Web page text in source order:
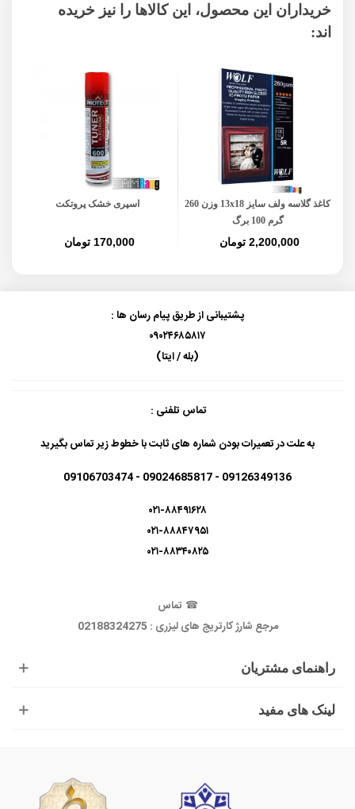
خریداران این محصول، این کالاها را نیز خریده
اند:
کاغذ گلاسه ولف سایز 13x18 وزن 260
گرم 100 برگ
2,200,000 تومان
اسپری خشک پروتکت
170,000 تومان
راهنمای مشتریان
لینک های مفید
پشتیبانی از طریق پیام رسان ها :
۰۹۰۲۴۶۸۵۸۱۷
(بله / ایتا)
تماس تلفنی :
به علت در تعمیرات بودن شماره های ثابت با خطوط زیر تماس بگیرید
09126349136 - 09024685817 - 09106703474
۰۲۱-۸۸۴۹۱۶۲۸
۰۲۱-۸۸۸۴۷۹۵۱
۰۲۱-۸۸۳۴۰۸۲۵
☎ تماس
مرجع شارژ کارتریج های لیزری : 02188324275